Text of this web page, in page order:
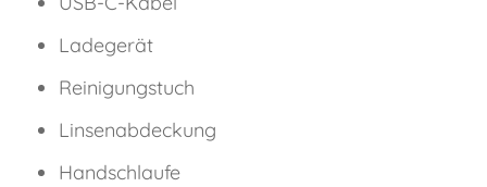
Ladegerät
Reinigungstuch
Linsenabdeckung
Handschlaufe